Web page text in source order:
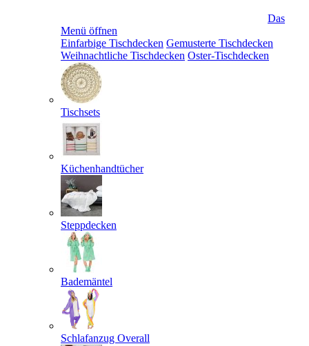
Das
Menü öffnen
Einfarbige Tischdecken Gemusterte Tischdecken
Weihnachtliche Tischdecken Oster-Tischdecken
Tischsets
Küchenhandtücher
Steppdecken
Bademäntel
Schlafanzug Overall